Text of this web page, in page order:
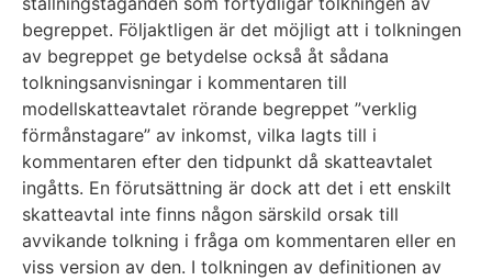
begreppet. Följaktligen är det möjligt att i tolkningen
av begreppet ge betydelse också åt sådana
tolkningsanvisningar i kommentaren till
modellskatteavtalet rörande begreppet ”verklig
förmånstagare” av inkomst, vilka lagts till i
kommentaren efter den tidpunkt då skatteavtalet
ingåtts. En förutsättning är dock att det i ett enskilt
skatteavtal inte finns någon särskild orsak till
avvikande tolkning i fråga om kommentaren eller en
viss version av den. I tolkningen av definitionen av